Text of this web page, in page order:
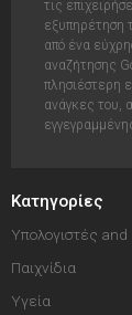
τις
εξυπηρέτηση
από ένα
αναζήτησης
πλησιέστερη
ανάγκες του,
Κατηγορίες
Υπολογιστές and
Παιχνίδια
Υγεία